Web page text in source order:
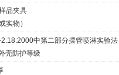
品夹具
实物）
中第二部分摆管喷淋实验法
壳防护等级